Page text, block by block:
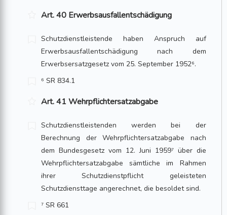
Art. 40 Erwerbsausfallentschädigung
Schutzdienstleistende haben Anspruch auf
Erwerbsausfallentschädigung nach dem
Erwerbsersatzgesetz vom 25. September 1952⁶.
⁶ SR 834.1
Art. 41 Wehrpflichtersatzabgabe
Schutzdienstleistenden werden bei der
Berechnung der Wehrpflichtersatzabgabe nach
dem Bundesgesetz vom 12. Juni 1959⁷ über die
Wehrpflichtersatzabgabe sämtliche im Rahmen
ihrer Schutzdienstpflicht geleisteten
Schutzdiensttage angerechnet, die besoldet sind.
⁷ SR 661